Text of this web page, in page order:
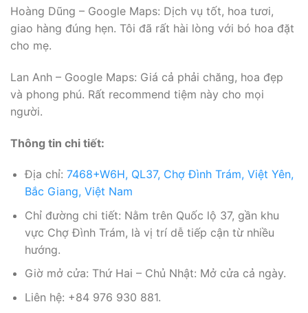
Hoàng Dũng – Google Maps: Dịch vụ tốt, hoa tươi,
giao hàng đúng hẹn. Tôi đã rất hài lòng với bó hoa đặt
cho mẹ.
Lan Anh – Google Maps: Giá cả phải chăng, hoa đẹp
và phong phú. Rất recommend tiệm này cho mọi
người.
Thông tin chi tiết:
Địa chỉ: 7468+W6H, QL37, Chợ Đình Trám, Việt Yên,
Bắc Giang, Việt Nam
Chỉ đường chi tiết: Nằm trên Quốc lộ 37, gần khu
vực Chợ Đình Trám, là vị trí dễ tiếp cận từ nhiều
hướng.
Giờ mở cửa: Thứ Hai – Chủ Nhật: Mở cửa cả ngày.
Liên hệ: +84 976 930 881.